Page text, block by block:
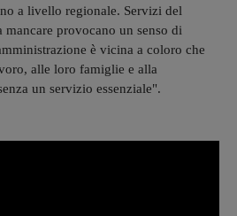
a livello regionale. Servizi del
mancare provocano un senso di
è vicina a coloro che
alle loro famiglie e alla
un servizio essenziale".